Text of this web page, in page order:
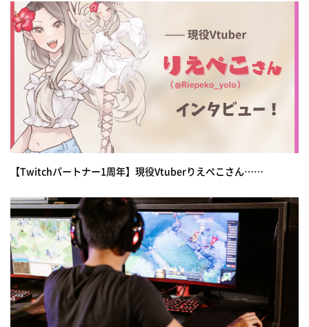
【Twitchパートナー1周年】現役Vtuberりえぺこさん……